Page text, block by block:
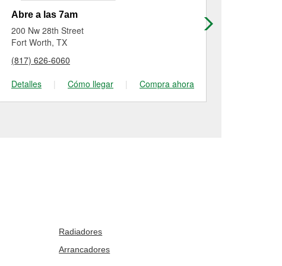
Abre a las 7am
200 Nw 28th Street
Fort Worth, TX
(817) 626-6060
Detalles
| Cómo llegar | Compra ahora
Radiadores
Arrancadores